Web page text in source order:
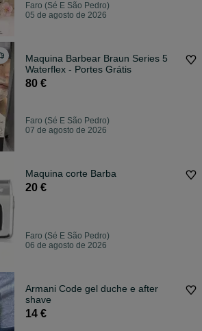
Faro (Sé E São Pedro)
05 de agosto de 2026
Maquina Barbear Braun Series 5
Waterflex - Portes Grátis
80 €
Faro (Sé E São Pedro)
07 de agosto de 2026
Maquina corte Barba
20 €
Faro (Sé E São Pedro)
06 de agosto de 2026
Armani Code gel duche e after
shave
14 €